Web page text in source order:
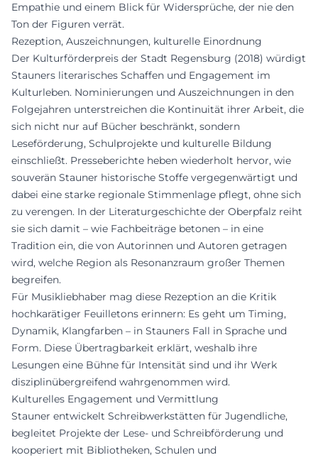
Empathie und einem Blick für Widersprüche, der nie den
Ton der Figuren verrät.
Rezeption, Auszeichnungen, kulturelle Einordnung
Der Kulturförderpreis der Stadt Regensburg (2018) würdigt
Stauners literarisches Schaffen und Engagement im
Kulturleben. Nominierungen und Auszeichnungen in den
Folgejahren unterstreichen die Kontinuität ihrer Arbeit, die
sich nicht nur auf Bücher beschränkt, sondern
Leseförderung, Schulprojekte und kulturelle Bildung
einschließt. Presseberichte heben wiederholt hervor, wie
souverän Stauner historische Stoffe vergegenwärtigt und
dabei eine starke regionale Stimmenlage pflegt, ohne sich
zu verengen. In der Literaturgeschichte der Oberpfalz reiht
sie sich damit – wie Fachbeiträge betonen – in eine
Tradition ein, die von Autorinnen und Autoren getragen
wird, welche Region als Resonanzraum großer Themen
begreifen.
Für Musikliebhaber mag diese Rezeption an die Kritik
hochkarätiger Feuilletons erinnern: Es geht um Timing,
Dynamik, Klangfarben – in Stauners Fall in Sprache und
Form. Diese Übertragbarkeit erklärt, weshalb ihre
Lesungen eine Bühne für Intensität sind und ihr Werk
disziplinübergreifend wahrgenommen wird.
Kulturelles Engagement und Vermittlung
Stauner entwickelt Schreibwerkstätten für Jugendliche,
begleitet Projekte der Lese- und Schreibförderung und
kooperiert mit Bibliotheken, Schulen und